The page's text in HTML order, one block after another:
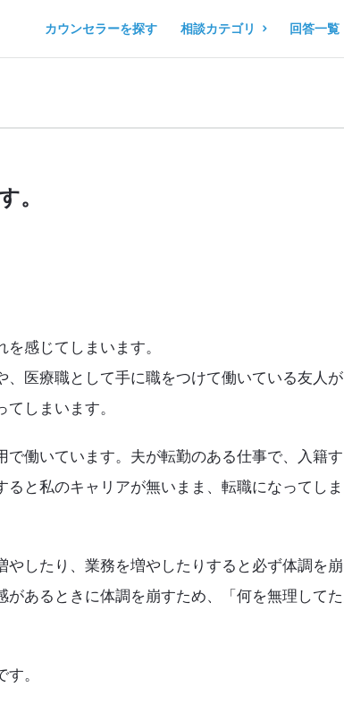
コ
コ
ノ
カウンセラーを探す 相談カテゴリ 回答一覧
。
感じてしまいます。
医療職として手に職をつけて働いている友人
しまいます。
働いています。夫が転勤のある仕事で、入籍
と私のキャリアが無いまま、転職になってし
したり、業務を増やしたりすると必ず体調を崩
あるときに体調を崩すため、「何を無理してた
。